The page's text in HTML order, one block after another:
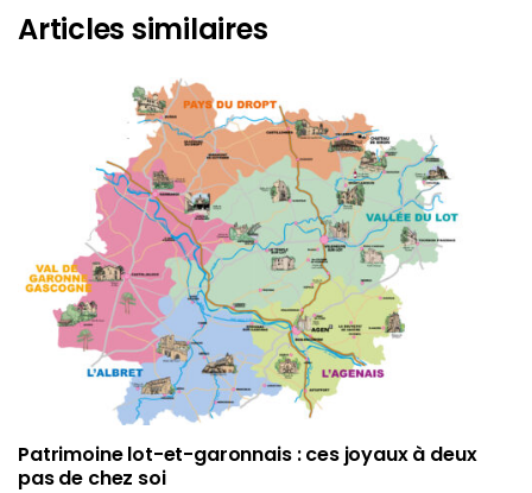
Articles similaires
Patrimoine lot-et-garonnais : ces joyaux à deux
pas de chez soi